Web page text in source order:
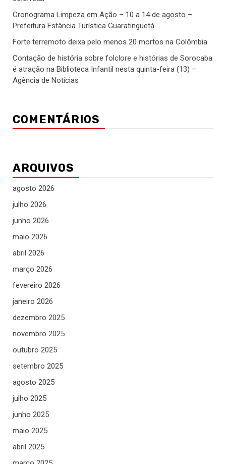
Cronograma Limpeza em Ação – 10 a 14 de agosto –
Prefeitura Estância Turística Guaratinguetá
Forte terremoto deixa pelo menos 20 mortos na Colômbia
Contação de história sobre folclore e histórias de Sorocaba
é atração na Biblioteca Infantil nesta quinta-feira (13) –
Agência de Notícias
COMENTÁRIOS
ARQUIVOS
agosto 2026
julho 2026
junho 2026
maio 2026
abril 2026
março 2026
fevereiro 2026
janeiro 2026
dezembro 2025
novembro 2025
outubro 2025
setembro 2025
agosto 2025
julho 2025
junho 2025
maio 2025
abril 2025